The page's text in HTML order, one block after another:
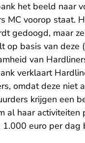
het beeld naar
MC voorop staat.
gedoogd, maar
op basis van deze
van
verklaart
omdat deze niet
krijgen een
al haar
euro per dag